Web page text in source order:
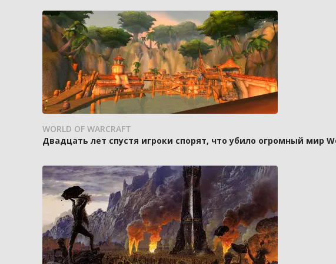
WORLD OF WARCRAFT
Двадцать лет спустя игроки спорят, что убило огромный